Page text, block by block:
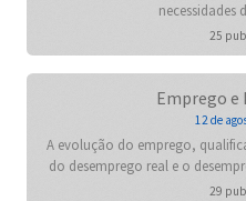
necessidades
25
Emprego e
12 de
A evolução do emprego,
do desemprego real e o
29